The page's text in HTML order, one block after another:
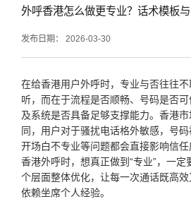
外呼香港怎么做更专业？话术模板
发布日期： 2026-03-30
在给香港用户外呼时，专业与否往往
听，而在于流程是否顺畅、号码是否
及系统是否具备足够支撑能力。香港
同，用户对于骚扰电话格外敏感，号码
开场白不专业等问题都会直接影响信
香港外呼时，想真正做到“专业”，一
个层面整体优化，让每一次通话既高
依赖坐席个人经验。